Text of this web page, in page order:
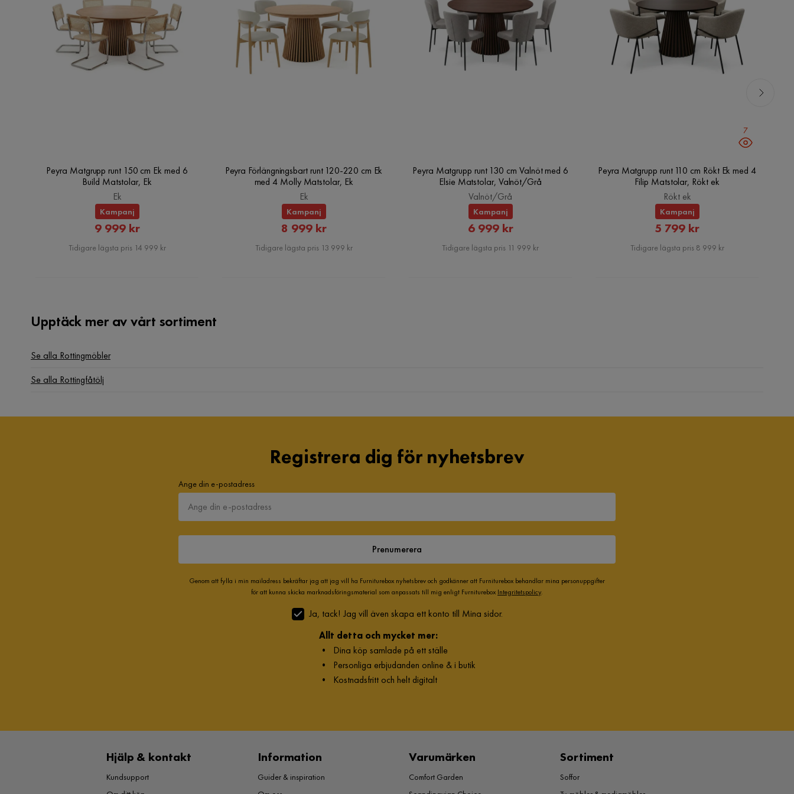
Fotpall ingår Serie
Typ av modul Fåtölj,Fotpall
Peyra Matgrupp runt 150 cm Ek med 6
Build Matstolar, Ek
Ek
Kampanj
Rabatterat
Pris
9 999 kr
Tidigare lägsta pris 14 999 kr
Peyra Förlängningsbart runt 120-220 cm Ek
med 4 Molly Matstolar, Ek
Ek
Kampanj
Rabatterat
Pris
8 999 kr
Tidigare lägsta pris 13 999 kr
Peyra Matgrupp runt 130 cm Valnöt med 6
Elsie Matstolar, Valnöt/Grå
Valnöt/Grå
Kampanj
Rabatterat
Pris
6 999 kr
Tidigare lägsta pris 11 999 kr
7
Peyra Matgrupp runt 110 cm Rökt Ek med 4
Filip Matstolar, Rökt ek
Rökt ek
Kampanj
Rabatterat
Pris
5 799 kr
Tidigare lägsta pris 8 999 kr
Upptäck mer av vårt sortiment
Se alla Rottingmöbler
Se alla Rottingfåtölj
Registrera dig för nyhetsbrev
Ange din e-postadress
Prenumerera
Genom att fylla i min mailadress bekräftar jag att jag vill ha Furniturebox nyhetsbrev och godkänner att Furniturebox behandlar mina personuppgifter
för att kunna skicka marknadsföringsmaterial som anpassats till mig enligt Furniturebox Integritetspolicy.
Ja, tack! Jag vill även skapa ett konto till Mina sidor.
Allt detta och mycket mer:
• Dina köp samlade på ett ställe
• Personliga erbjudanden online & i butik
• Kostnadsfritt och helt digitalt
Hjälp & kontakt
Kundsupport
Information
Guider & inspiration
Varumärken
Comfort Garden
Sortiment
Soffor